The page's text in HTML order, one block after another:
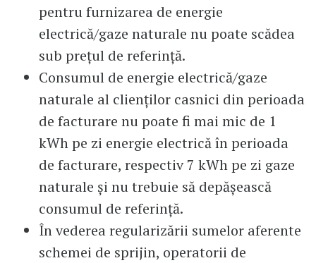
pentru furnizarea de energie
electrică/gaze naturale nu poate scădea
sub preţul de referinţă.
Consumul de energie electrică/gaze
naturale al clienţilor casnici din perioada
de facturare nu poate fi mai mic de 1
kWh pe zi energie electrică în perioada
de facturare, respectiv 7 kWh pe zi gaze
naturale şi nu trebuie să depăşească
consumul de referinţă.
În vederea regularizării sumelor aferente
schemei de sprijin, operatorii de